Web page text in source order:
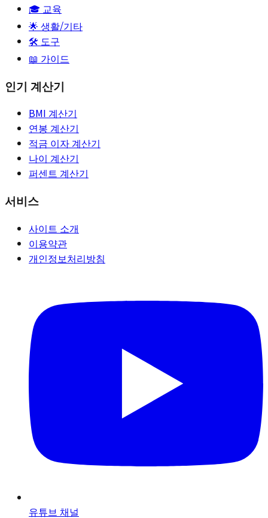
🎓 교육
🌟 생활/기타
🛠️ 도구
📖 가이드
인기 계산기
BMI 계산기
연봉 계산기
적금 이자 계산기
나이 계산기
퍼센트 계산기
서비스
사이트 소개
이용약관
개인정보처리방침
유튜브 채널